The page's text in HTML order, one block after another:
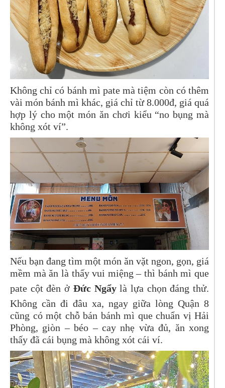
Không chỉ có bánh mì pate mà tiệm còn có thêm
vài món bánh mì khác, giá chỉ từ 8.000đ, giá quá
hợp lý cho một món ăn chơi kiểu “no bụng mà
không xót ví”.
Nếu bạn đang tìm một món ăn vặt ngon, gọn, giá
mềm mà ăn là thấy vui miệng – thì bánh mì que
pate cột đèn ở Đức Ngẩylà lựa chọn đáng thử.
Không cần đi đâu xa, ngay giữa lòng Quận 8
cũng có một chỗ bán bánh mì que chuẩn vị Hải
Phòng, giòn – béo – cay nhẹ vừa đủ, ăn xong
thấy đã cái bụng mà không xót cái ví.